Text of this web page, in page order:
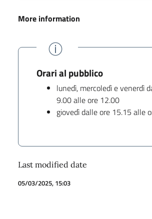
More information
Orari al pubblico
lunedì, mercoledì e venerdì
9.00 alle ore 12.00
giovedì dalle ore 15.15 alle
Last modified date
05/03/2025, 15:03